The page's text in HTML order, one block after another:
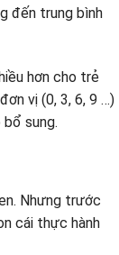
đến trung bình
hơn cho trẻ
vị (0, 3, 6, 9 …)
sung.
Nhưng trước
cái thực hành